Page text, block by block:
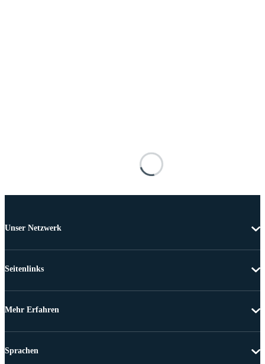
Unser Netzwerk
Seitenlinks
Mehr Erfahren
Sprachen